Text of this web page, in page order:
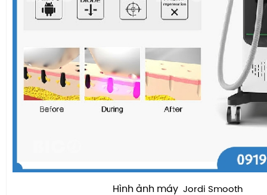
Hình ảnh máy Jordi Smooth